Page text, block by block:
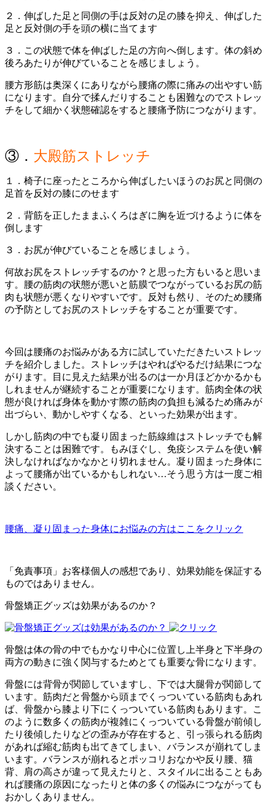
２．伸ばした足と同側の手は反対の足の膝を抑え、伸ばした
足と反対側の手を頭の横に当てます
３．この状態で体を伸ばした足の方向へ倒します。体の斜め
後ろあたりが伸びていることを感じましょう。
腰方形筋は奥深くにありながら腰痛の際に痛みの出やすい筋
になります。自分で揉んだりすることも困難なのでストレッ
チをして細かく状態確認をすると腰痛予防につながります。
③． 大殿筋ストレッチ
１．椅子に座ったところから伸ばしたいほうのお尻と同側の
足首を反対の膝にのせます
２．背筋を正したままふくろはぎに胸を近づけるように体を
倒します
３．お尻が伸びていることを感じましょう。
何故お尻をストレッチするのか？と思った方もいると思いま
す。腰の筋肉の状態が悪いと筋膜でつながっているお尻の筋
肉も状態が悪くなりやすいです。反対も然り、そのため腰痛
の予防としてお尻のストレッチをすることが重要です。
今回は腰痛のお悩みがある方に試していただきたいストレッ
チを紹介しました。ストレッチはやればやるだけ結果につな
がります。目に見えた結果が出るのは一か月ほどかかるかも
しれませんが継続することが重要になります。筋肉全体の状
態が良ければ身体を動かす際の筋肉の負担も減るため痛みが
出づらい、動かしやすくなる、といった効果が出ます。
しかし筋肉の中でも凝り固まった筋線維はストレッチでも解
決することは困難です。もみほぐし、免疫システムを使い解
決しなければなかなかとり切れません。凝り固まった身体に
よって腰痛が出ているかもしれない…そう思う方は一度ご相
談ください。
腰痛、凝り固まった身体にお悩みの方はここをクリック
「免責事項」お客様個人の感想であり、効果効能を保証する
ものではありません。
骨盤矯正グッズは効果があるのか？
骨盤は体の骨の中でもかなり中心に位置し上半身と下半身の
両方の動きに強く関与するためとても重要な骨になります。
骨盤には背骨が関節していますし、 下では大腿骨が関節して
います。 筋肉だと骨盤から頭までくっついている筋肉もあれ
ば、 骨盤から膝より下にくっついている筋肉もあります。
こ
のように数多くの筋肉が複雑にくっついている骨盤が前傾し
たり 後傾したりなどの歪みが存在すると、 引っ張られる筋肉
があれば縮む筋肉も出てきてしまい、 バランスが崩れてしま
います。 バランスが崩れるとポッコリおなかや反り腰、猫
背、
肩の高さが違って見えたりと、
スタイルに出ることもあ
れば腰痛の原因になったりと体の多くの悩みにつながっても
おかしくありません。